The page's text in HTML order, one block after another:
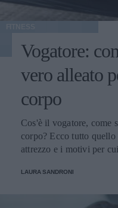
Vogatore:
vero alleato
corpo
Cos'è il vogatore, come
corpo? Ecco tutto quello
attrezzo e i motivi per
LAURA SANDRONI